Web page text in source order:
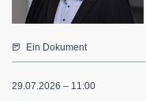
Ein Dokument
29.07.2026 – 11:00